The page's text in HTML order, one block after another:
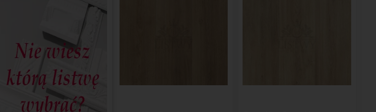
Działamy od 2013 roku, mamy
10 lat
doświadczenia na polskim
rynku.